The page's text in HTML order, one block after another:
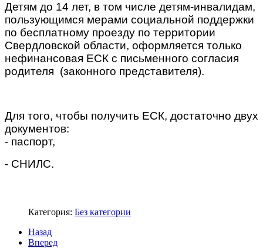
Детям до 14 лет, в том числе детям-инвалидам,
пользующимся мерами социальной поддержки
по бесплатному проезду по территории
Свердловской области, оформляется только
нефинансовая ЕСК с письменного согласия
родителя (законного представителя).
Для того, чтобы получить ЕСК, достаточно двух
документов:
- паспорт,
- СНИЛС.
Категория: Без категории
Назад
Вперед